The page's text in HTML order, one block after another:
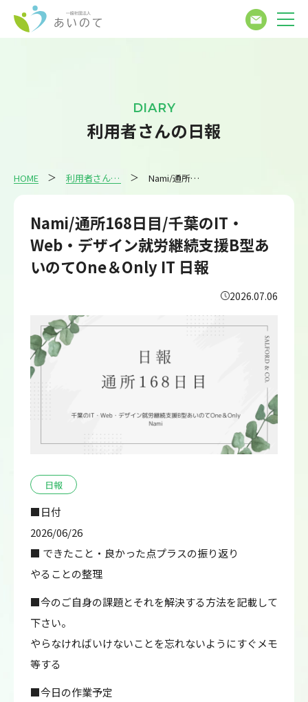
DIARY
利用者さんの日報
HOME 利用者さんの日報 Nami/通所168日目/千葉のIT・Web・デザイン就労継続支援B型あいのてOne＆Only IT 日報
Nami/通所168日目/千葉のIT・
Web・デザイン就労継続支援B型あ
いのてOne＆Only IT 日報
2026.07.06
日報
■日付
2026/06/26
■ できたこと・良かった点プラスの振り返り
やることの整理
■今のご自身の課題とそれを解決する方法を記載して
下さい。
やらなければいけないことを忘れないようにすぐメモ
等する
■今日の作業予定